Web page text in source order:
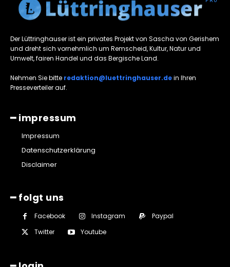
Der Lüttringhauser ist ein privates Projekt von Sascha von Gerishem
und dreht sich vornehmlich um Remscheid, Kultur, Natur und
Umwelt, fairen Handel und das Bergische Land.
Nehmen Sie bitte redaktion@luettringhauser.dein Ihren
Presseverteiler auf.
━ impressum
Impressum
Datenschutzerklärung
Disclaimer
━ folgt uns
Facebook Instagram
Paypal
Twitter
Youtube